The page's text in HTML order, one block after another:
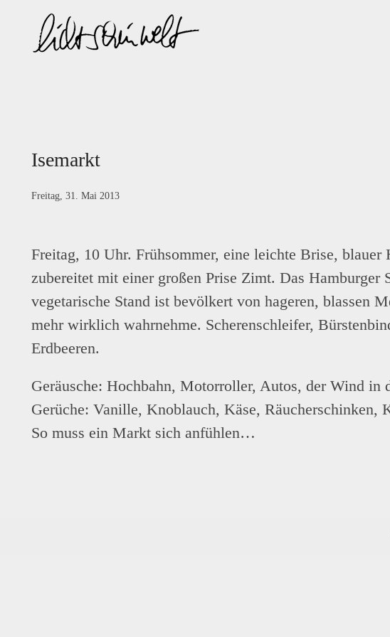
springen
Isemarkt
Freitag, 31. Mai 2013
Freitag, 10 Uhr. Frühsommer, eine leichte Brise,
zubereitet mit einer großen Prise Zimt. Das
vegetarische Stand ist bevölkert von hageren, blassen
mehr wirklich wahrnehme. Scherenschleifer,
Erdbeeren.
Geräusche: Hochbahn, Motorroller, Autos, der Wind in
Gerüche: Vanille, Knoblauch, Käse,
So muss ein Markt sich anfühlen…